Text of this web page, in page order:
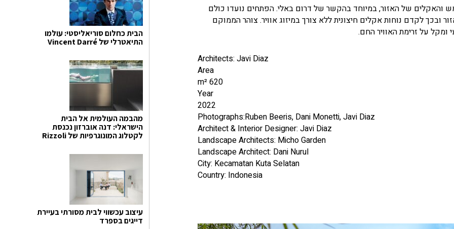
והאקלים של האזור, במיוחד בהקשר של דרום באלי. הפתחים נועדו כולם
ובכך לקדם נוחות אקלים חיצונית ללא צורך במיזוג אוויר. צוהר הממוקם
על זרימת האוויר החם.
Architects: Javi Diaz
Area
620 m²
Year
2022
Photographs:Ruben Beeris, Dani Monetti, Javi Diaz
Architect & Interior Designer: Javi Diaz
Landscape Architects: Micho Garden
Landscape Architect: Dani Nurul
City: Kecamatan Kuta Selatan
Country: Indonesia
הבית כחלום סוריאליסטי: עולמו
התיאטרלי של Vincent Darré
מהבמה העולמית אל הבית
הישראלי: דנה אוברזון נכנסת
לקטלוג המונוגרפיות של Rizzoli
עיצוב עכשווי לבית מסורתי בעיירת
דייגים בספרד